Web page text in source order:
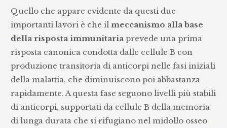
Quello che appare evidente da questi due
importanti lavori è che ilmeccanismo alla base
della risposta immunitaria prevede una prima
risposta canonica condotta dalle cellule B con
produzione transitoria di anticorpi nelle fasi iniziali
della malattia, che diminuiscono poi abbastanza
rapidamente. A questa fase seguono livelli più stabili
di anticorpi, supportati da cellule B della memoria
di lunga durata che si rifugiano nel midollo osseo